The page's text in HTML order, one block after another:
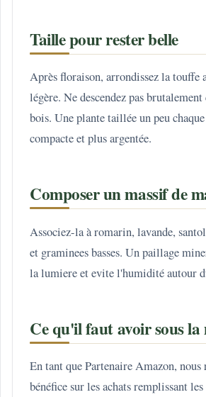
Taille pour rester belle
Après floraison, arrondissez la touffe
légère. Ne descendez pas
bois. Une plante taillée un peu
compacte et plus argentée.
Composer un massif de
Associez-la à romarin, lavande,
et graminees basses. Un paillage
la lumiere et evite l'humidité autour
Ce qu'il faut avoir sous la
En tant que Partenaire Amazon, nous
bénéfice sur les achats remplissant